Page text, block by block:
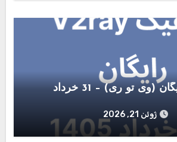
فیلتر شکن رایگان (وی تو ری) – 31 خرداد
ژوئن 21, 2026